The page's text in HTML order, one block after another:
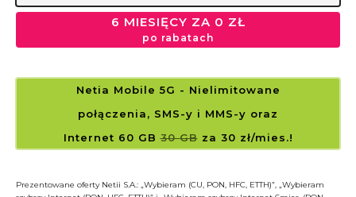
6 MIESIĘCY ZA 0 ZŁ
po rabatach
Netia Mobile 5G - Nielimitowane
połączenia, SMS-y i MMS-y oraz
Internet 60 GB30 GBza 30 zł/mies.!
Prezentowane oferty Netii S.A.: „Wybieram (CU, PON, HFC, ETTH)”, „Wybieram